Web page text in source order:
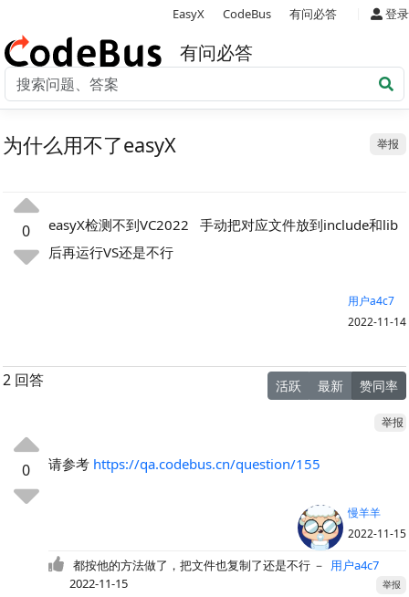
EasyX CodeBus 有问必答 登录
有问必答
举报
为什么用不了easyX
0
easyX检测不到VC2022 手动把对应文件放到include和lib
后再运行VS还是不行
用户a4c7
2022-11-14
2 回答 活跃 最新 赞同率
举报
0 请参考 https://qa.codebus.cn/question/155
慢羊羊
2022-11-15
都按他的方法做了，把文件也复制了还是不行 － 用户a4c7
2022-11-15
举报